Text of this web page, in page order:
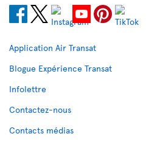
Application Air Transat
Blogue Expérience Transat
Infolettre
Contactez-nous
Contacts médias